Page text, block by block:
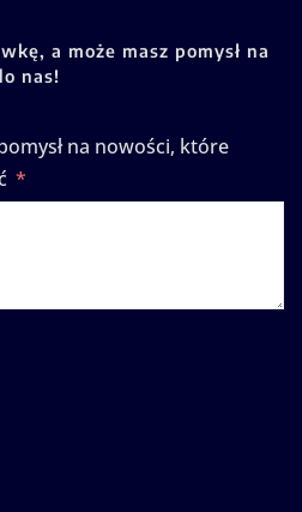
a może masz pomysł na
nas!
na nowości, które